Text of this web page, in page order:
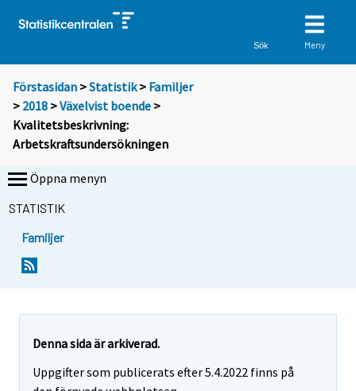
Sök Meny
Förstasidan >Statistik > Familjer
> 2018 >Växelvist boende >
Kvalitetsbeskrivning:
Arbetskraftsundersökningen
Öppna menyn
STATISTIK
Familjer
Denna sida är arkiverad.
Uppgifter som publicerats efter 5.4.2022 finns på